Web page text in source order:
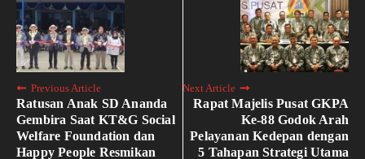
Previous Article
Ratusan Anak SD Ananda
Gembira Saat KT&G Social
Welfare Foundation dan
Happy People Resmikan
Next Article
Rapat Majelis Pusat GKPA
Ke-88 Godok Arah
Pelayanan Kedepan dengan
5 Tahapan Strategi Utama